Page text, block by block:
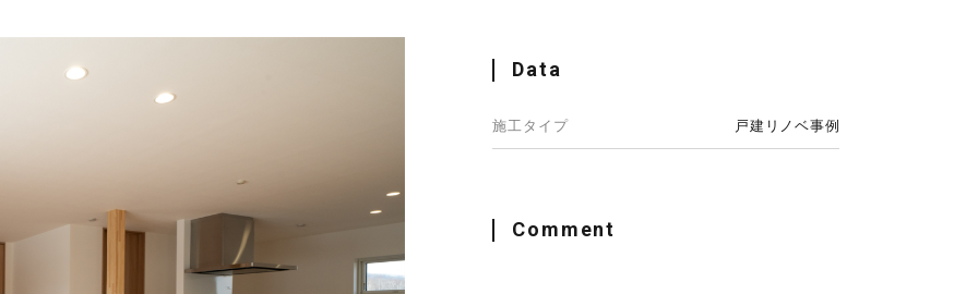
Data
施工タイプ 戸建リノベ事例
Comment